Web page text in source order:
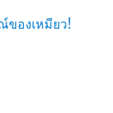
องเหมียว!